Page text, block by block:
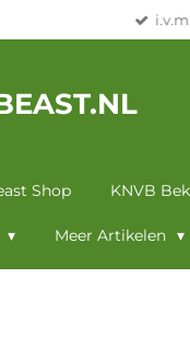
Shop KNVB
Meer Artikelen